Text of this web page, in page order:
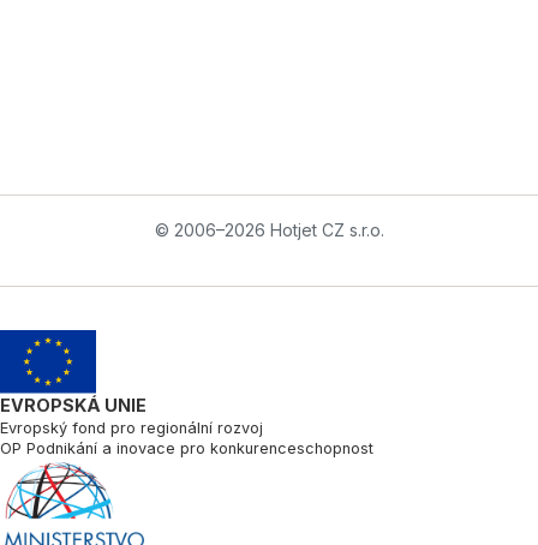
© 2006–2026 Hotjet CZ s.r.o.
EVROPSKÁ UNIE
Evropský fond pro regionální rozvoj
OP Podnikání a inovace pro konkurenceschopnost